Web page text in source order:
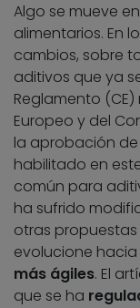
Algo se mueve
alimentarios. En
cambios, sobre
aditivos que ya
Reglamento (CE)
Europeo y del
la aprobación
habilitado en
común para
ha sufrido
otras
evolucione hacia
más ágiles. El
que se ha